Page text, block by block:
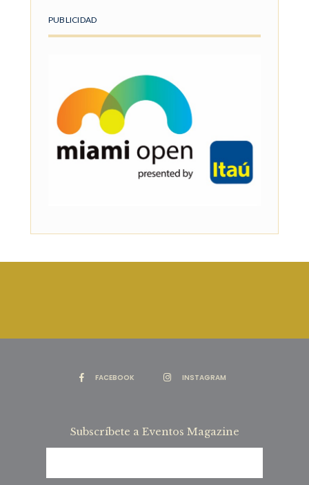
PUBLICIDAD
FACEBOOK INSTAGRAM
Subscríbete a Eventos Magazine